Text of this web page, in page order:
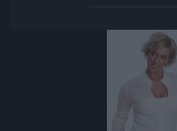
Jön még